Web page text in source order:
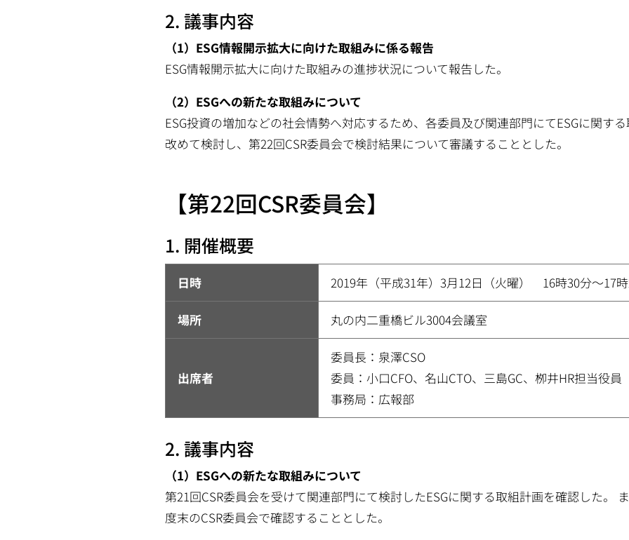
2. 議事内容
（1）ESG情報開示拡大に向けた取組みに係る報告
ESG情報開示拡大に向けた取組みの進捗状況について報告した。
（2）ESGへの新たな取組みについて
ESG投資の増加などの社会情勢へ対応するため、各委員及び関連部門にてESGに関す
改めて検討し、第22回CSR委員会で検討結果について審議することとした。
【第22回CSR委員会】
1. 開催概要
日時 2019年（平成31年）3月12日（火曜） 16時30分～17
場所 丸の内二重橋ビル3004会議室
出席者
委員長：泉澤CSO
委員：小口CFO、名山CTO、三島GC、栁井HR担当役員
事務局：広報部
2. 議事内容
（1）ESGへの新たな取組みについて
第21回CSR委員会を受けて関連部門にて検討したESGに関する取組計画を確認した。
度末のCSR委員会で確認することとした。